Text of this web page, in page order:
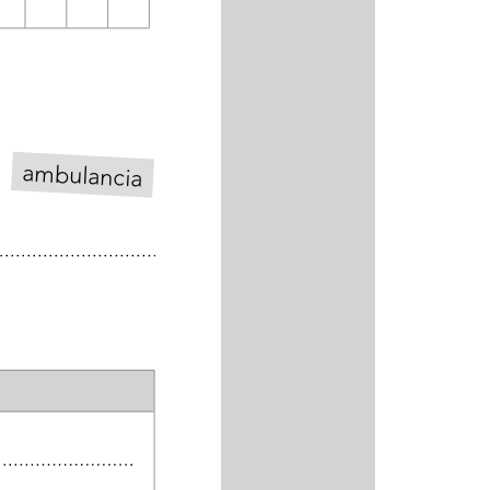
ambulancia